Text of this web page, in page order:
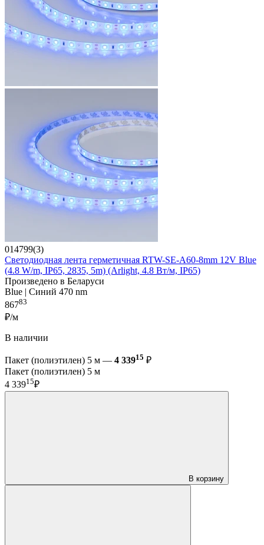
014799(3)
Светодиодная лента герметичная RTW-SE-A60-8mm 12V Blue
(4.8 W/m, IP65, 2835, 5m) (Arlight, 4.8 Вт/м, IP65)
Произведено в Беларуси
Blue | Синий 470 nm
86783
₽/м
В наличии
Пакет (полиэтилен) 5 м — 4 33915 ₽
Пакет (полиэтилен) 5 м
4 33915₽
В корзину